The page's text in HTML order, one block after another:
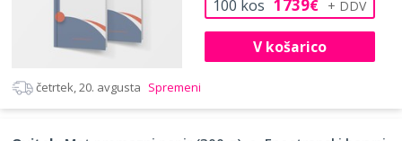
100 kos 1739€
V košarico
četrtek, 20. avgusta Spremeni